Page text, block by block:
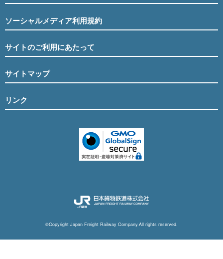
ソーシャルメディア利用規約
サイトのご利用にあたって
サイトマップ
リンク
©Copyright Japan Freight Railway Company.All rights reserved.